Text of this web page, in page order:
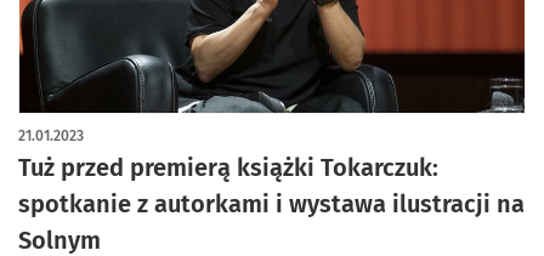
Tuż przed premierą książki Tokarczuk:
spotkanie z autorkami i wystawa ilustracji na
Solnym
21.01.2023